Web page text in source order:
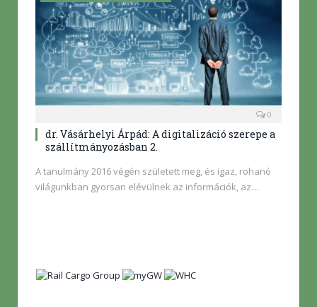
0
dr. Vásárhelyi Árpád: A digitalizáció szerepe a
szállítmányozásban 2.
A tanulmány 2016 végén született meg, és igaz, rohanó
világunkban gyorsan elévülnek az információk, az…